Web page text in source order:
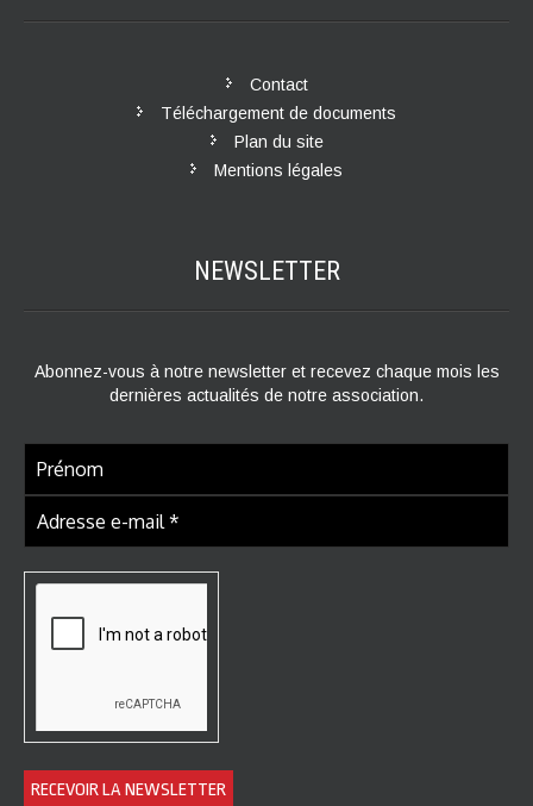
Contact
Téléchargement de documents
Plan du site
Mentions légales
NEWSLETTER
Abonnez-vous à notre newsletter et recevez chaque mois les
dernières actualités de notre association.